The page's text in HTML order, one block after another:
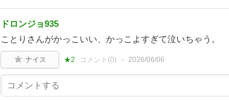
ドロンジョ935
ことりさんがかっこいい、かっこよすぎて泣いちゃう。
ナイス ★2 コメント(0) 2026/06/06